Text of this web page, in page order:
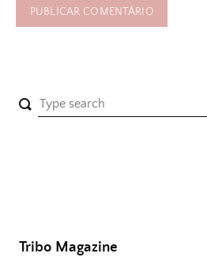
Tribo Magazine